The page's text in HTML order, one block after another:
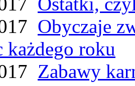
Obyczaje
każdego roku
Zabawy